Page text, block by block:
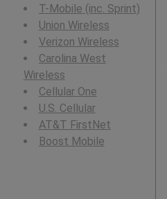
T-Mobile (inc. Sprint)
Union Wireless
Verizon Wireless
Carolina West
Wireless
Cellular One
U.S. Cellular
AT&T FirstNet
Boost Mobile